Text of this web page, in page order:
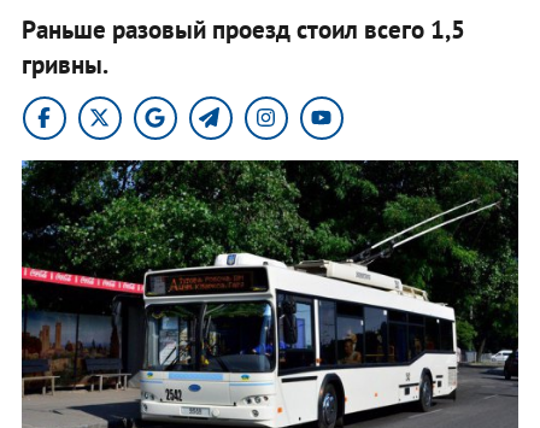
Раньше разовый проезд стоил всего 1,5
гривны.